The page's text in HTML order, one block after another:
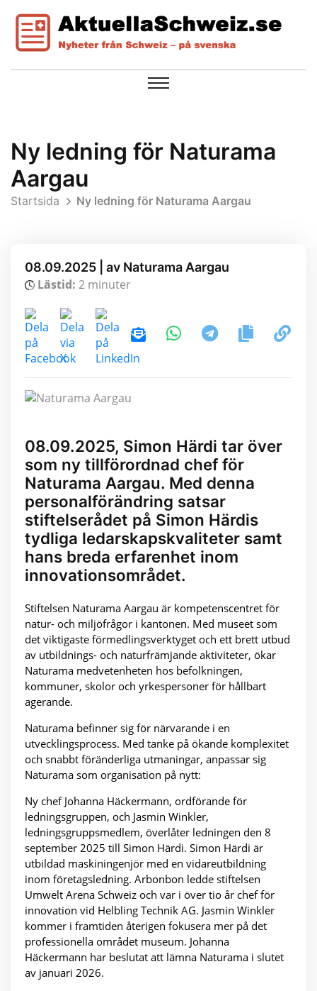
Ny ledning för Naturama
Aargau
Startsida Ny ledning för Naturama Aargau
08.09.2025 | av Naturama Aargau
Lästid: 2 minuter
08.09.2025, Simon Härdi tar över
som ny tillförordnad chef för
Naturama Aargau. Med denna
personalförändring satsar
stiftelserådet på Simon Härdis
tydliga ledarskapskvaliteter samt
hans breda erfarenhet inom
innovationsområdet.
Stiftelsen Naturama Aargau är kompetenscentret för
natur- och miljöfrågor i kantonen. Med museet som
det viktigaste förmedlingsverktyget och ett brett utbud
av utbildnings- och naturfrämjande aktiviteter, ökar
Naturama medvetenheten hos befolkningen,
kommuner, skolor och yrkespersoner för hållbart
agerande.
Naturama befinner sig för närvarande i en
utvecklingsprocess. Med tanke på ökande komplexitet
och snabbt föränderliga utmaningar, anpassar sig
Naturama som organisation på nytt:
Ny chef Johanna Häckermann, ordförande för
ledningsgruppen, och Jasmin Winkler,
ledningsgruppsmedlem, överlåter ledningen den 8
september 2025 till Simon Härdi. Simon Härdi är
utbildad maskiningenjör med en vidareutbildning
inom företagsledning. Arbonbon ledde stiftelsen
Umwelt Arena Schweiz och var i över tio år chef för
innovation vid Helbling Technik AG. Jasmin Winkler
kommer i framtiden återigen fokusera mer på det
professionella området museum. Johanna
Häckermann har beslutat att lämna Naturama i slutet
av januari 2026.